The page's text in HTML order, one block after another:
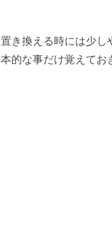
き換える時には少し
的な事だけ覚えてお